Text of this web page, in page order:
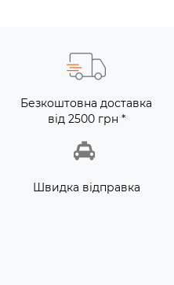
Безкоштовна доставка
від 2500 грн *
Швидка відправка